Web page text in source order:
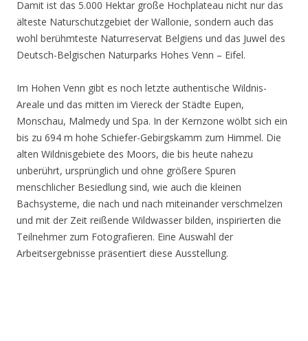
Damit ist das 5.000 Hektar große Hochplateau nicht nur das
älteste Naturschutzgebiet der Wallonie, sondern auch das
wohl berühmteste Naturreservat Belgiens und das Juwel des
Deutsch-Belgischen Naturparks Hohes Venn – Eifel.
Im Hohen Venn gibt es noch letzte authentische Wildnis-
Areale und das mitten im Viereck der Städte Eupen,
Monschau, Malmedy und Spa. In der Kernzone wölbt sich ein
bis zu 694 m hohe Schiefer-Gebirgskamm zum Himmel. Die
alten Wildnisgebiete des Moors, die bis heute nahezu
unberührt, ursprünglich und ohne größere Spuren
menschlicher Besiedlung sind, wie auch die kleinen
Bachsysteme, die nach und nach miteinander verschmelzen
und mit der Zeit reißende Wildwasser bilden, inspirierten die
Teilnehmer zum Fotografieren. Eine Auswahl der
Arbeitsergebnisse präsentiert diese Ausstellung.